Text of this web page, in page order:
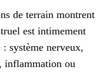
de terrain montrent
est intimement
système nerveux,
inflammation ou